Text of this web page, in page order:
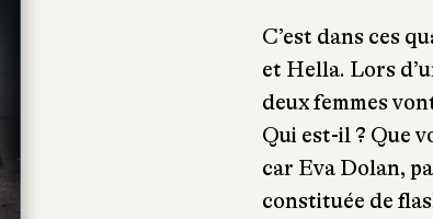
C’est dans ces
et Hella. Lors
deux femmes
Qui est-il ? Que
car Eva Dolan,
constituée de